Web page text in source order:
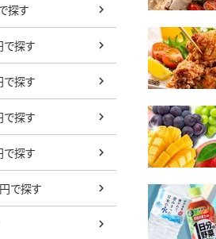
探す
探す
探す
探す
探す
で探す